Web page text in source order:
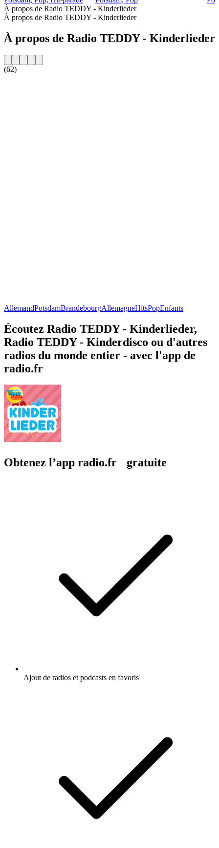
À propos de Radio TEDDY - Kinderlieder
À propos de Radio TEDDY - Kinderlieder
À propos de Radio TEDDY - Kinderlieder
(62)
AllemandPotsdamBrandebourgAllemagneHitsPopEnfants
Écoutez Radio TEDDY - Kinderlieder,
Radio TEDDY - Kinderdisco ou d'autres
radios du monde entier - avec l'app de
radio.fr
Obtenez l’app radio.fr gratuite
Ajout de radios et podcasts en favoris